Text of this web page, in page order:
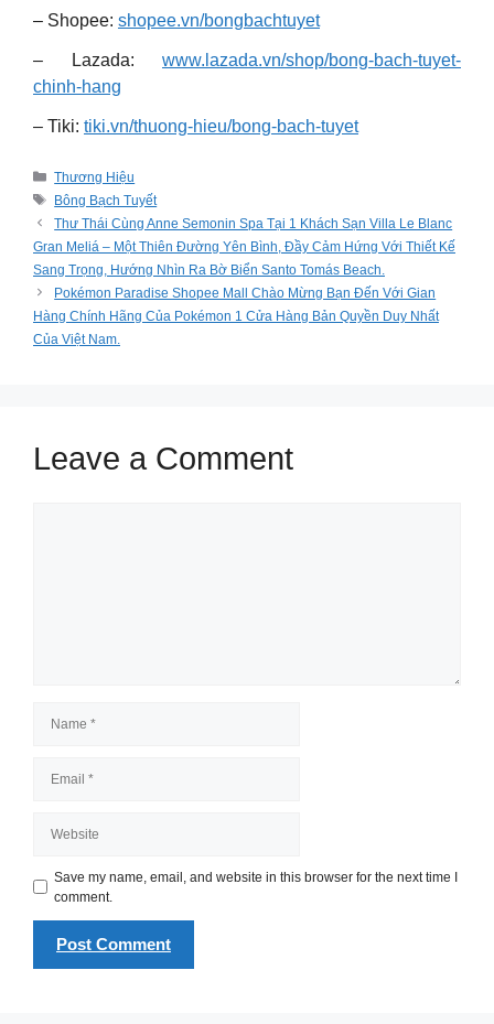
– Shopee: shopee.vn/bongbachtuyet
– Lazada: www.lazada.vn/shop/bong-bach-tuyet-
chinh-hang
– Tiki: tiki.vn/thuong-hieu/bong-bach-tuyet
Categories
Thương Hiệu
Tags
Bông Bạch Tuyết
Thư Thái Cùng Anne Semonin Spa Tại 1 Khách Sạn Villa Le Blanc
Gran Meliá – Một Thiên Đường Yên Bình, Đầy Cảm Hứng Với Thiết Kế
Sang Trọng, Hướng Nhìn Ra Bờ Biển Santo Tomás Beach.
Pokémon Paradise Shopee Mall Chào Mừng Bạn Đến Với Gian
Hàng Chính Hãng Của Pokémon 1 Cửa Hàng Bản Quyền Duy Nhất
Của Việt Nam.
Leave a Comment
Save my name, email, and website in this browser for the next time I
comment.